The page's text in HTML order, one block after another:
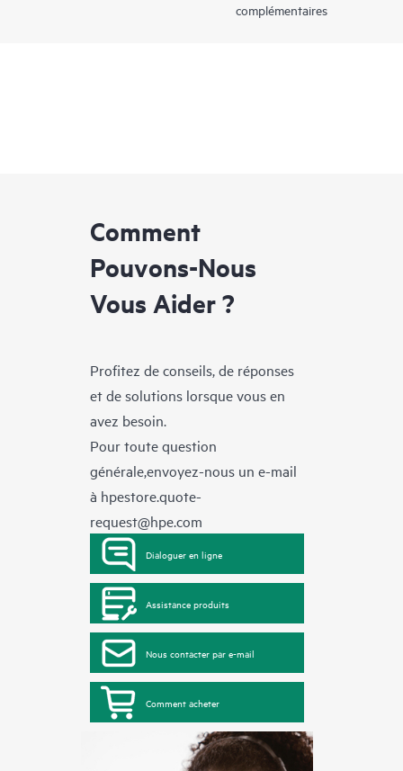
complémentaires
Comment
Pouvons-Nous
Vous Aider ?
Profitez de conseils, de réponses
et de solutions lorsque vous en
avez besoin.
Pour toute question
générale,envoyez-nous un e-mail
à hpestore.quote-
request@hpe.com
Dialoguer en ligne
Assistance produits
Nous contacter par e-mail
Comment acheter